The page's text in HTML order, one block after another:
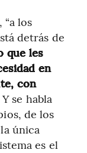
los
detrás de
que les
en
con
Y se habla
de los
única
es el